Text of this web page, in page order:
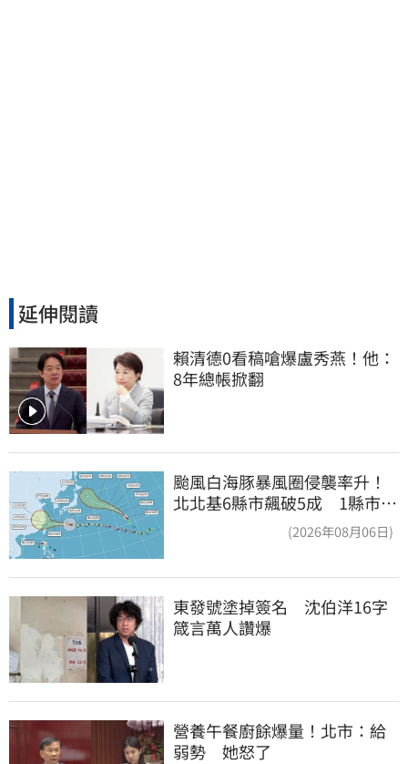
延伸閱讀
賴清德0看稿嗆爆盧秀燕！他：
8年總帳掀翻
颱風白海豚暴風圈侵襲率升！
北北基6縣市飆破5成 1縣市
(2026年08月06日)
東發號塗掉簽名　沈伯洋16字
箴言萬人讚爆
營養午餐廚餘爆量！北市：給
弱勢　她怒了